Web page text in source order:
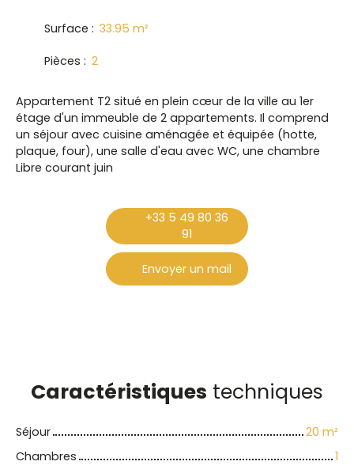
Surface : 33.95 m²
Pièces : 2
Appartement T2 situé en plein cœur de la ville au 1er
étage d'un immeuble de 2 appartements. Il comprend
un séjour avec cuisine aménagée et équipée (hotte,
plaque, four), une salle d'eau avec WC, une chambre
Libre courant juin
+33 5 49 80 36
91
Envoyer un mail
Caractéristiques techniques
Séjour 20 m²
Chambres
1